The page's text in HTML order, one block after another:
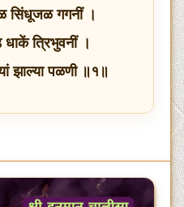
सिंधूजळ गगनीं ।
धाकें त्रिभुवनीं ।
झाल्या पळणी ॥१॥